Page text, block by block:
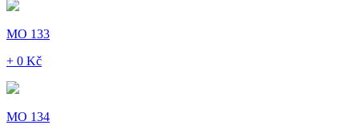
MO 133
+ 0 Kč
MO 134